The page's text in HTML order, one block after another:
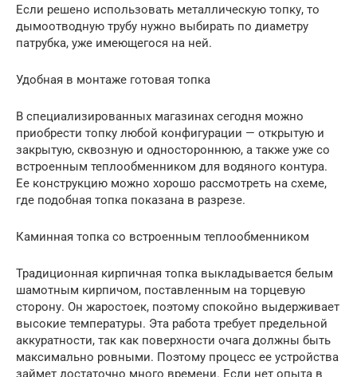
Если решено использовать металлическую топку, то
дымоотводную трубу нужно выбирать по диаметру
патрубка, уже имеющегося на ней.
Удобная в монтаже готовая топка
В специализированных магазинах сегодня можно
приобрести топку любой конфигурации — открытую и
закрытую, сквозную и одностороннюю, а также уже со
встроенным теплообменником для водяного контура.
Ее конструкцию можно хорошо рассмотреть на схеме,
где подобная топка показана в разрезе.
Каминная топка со встроенным теплообменником
Традиционная кирпичная топка выкладывается белым
шамотным кирпичом, поставленным на торцевую
сторону. Он жаростоек, поэтому спокойно выдерживает
высокие температуры. Эта работа требует предельной
аккуратности, так как поверхности очага должны быть
максимально ровными. Поэтому процесс ее устройства
займет достаточно много времени. Если нет опыта в